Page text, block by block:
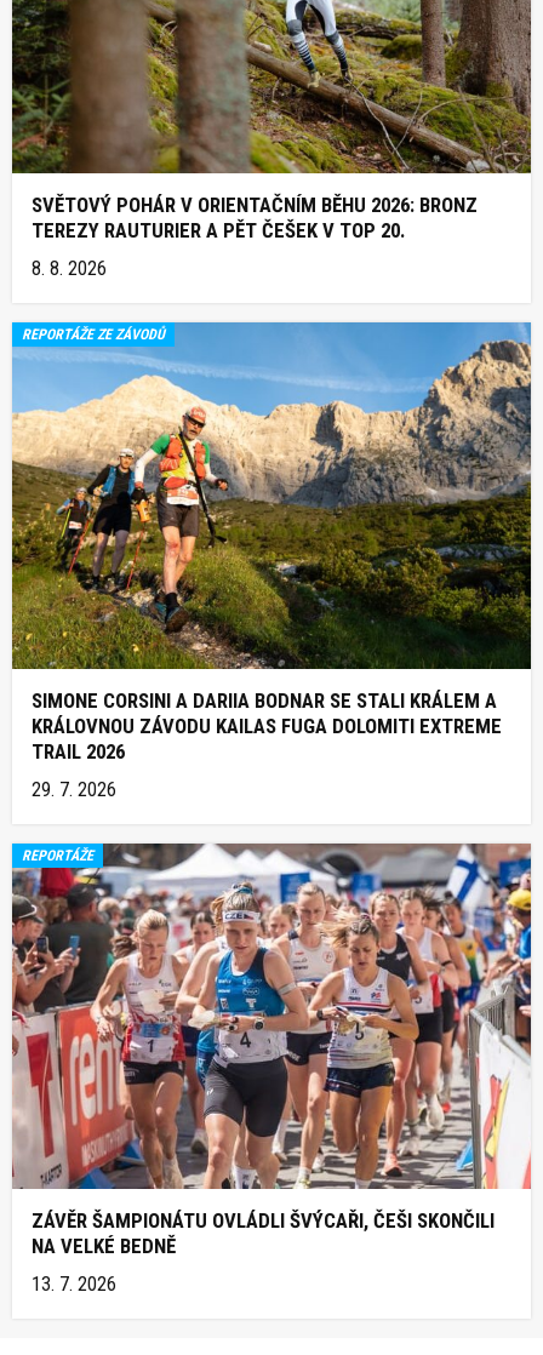
SVĚTOVÝ POHÁR V ORIENTAČNÍM BĚHU 2026: BRONZ
TEREZY RAUTURIER A PĚT ČEŠEK V TOP 20.
8. 8. 2026
REPORTÁŽE ZE ZÁVODŮ
SIMONE CORSINI A DARIIA BODNAR SE STALI KRÁLEM A
KRÁLOVNOU ZÁVODU KAILAS FUGA DOLOMITI EXTREME
TRAIL 2026
29. 7. 2026
REPORTÁŽE
ZÁVĚR ŠAMPIONÁTU OVLÁDLI ŠVÝCAŘI, ČEŠI SKONČILI
NA VELKÉ BEDNĚ
13. 7. 2026